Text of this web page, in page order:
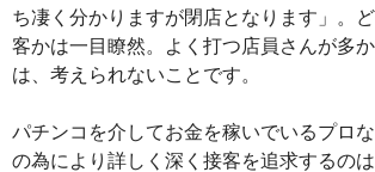
ち凄く分かりますが閉店となります」。
客かは一目瞭然。よく打つ店員さんが多
は、考えられないことです。
パチンコを介してお金を稼いでいるプロ
の為により詳しく深く接客を追求するの